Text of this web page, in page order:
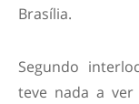
Brasília.
Segundo
teve nada a ver